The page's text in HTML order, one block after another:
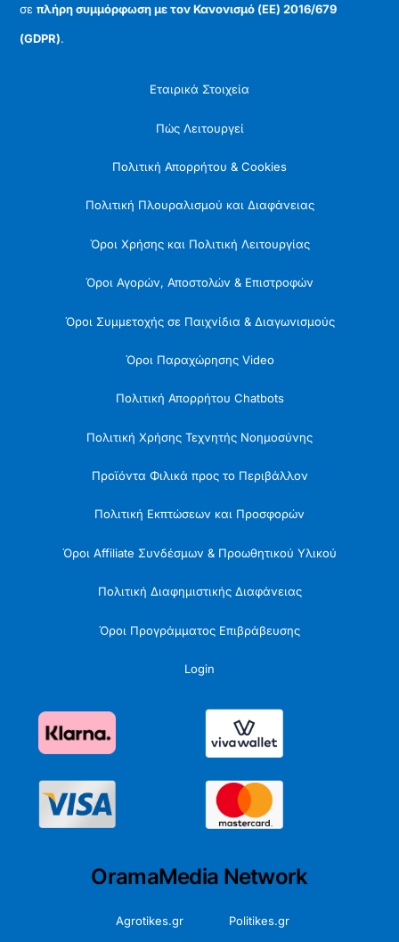
σεπλήρη συμμόρφωση με τον Κανονισμό (ΕΕ) 2016/679
(GDPR).
Εταιρικά Στοιχεία
Πώς Λειτουργεί
Πολιτική Απορρήτου & Cookies
Πολιτική Πλουραλισμού και Διαφάνειας
Όροι Χρήσης και Πολιτική Λειτουργίας
Όροι Αγορών, Αποστολών & Επιστροφών
Όροι Συμμετοχής σε Παιχνίδια & Διαγωνισμούς
Όροι Παραχώρησης Video
Πολιτική Απορρήτου Chatbots
Πολιτική Χρήσης Τεχνητής Νοημοσύνης
Προϊόντα Φιλικά προς το Περιβάλλον
Πολιτική Εκπτώσεων και Προσφορών
Όροι Affiliate Συνδέσμων & Προωθητικού Υλικού
Πολιτική Διαφημιστικής Διαφάνειας
Όροι Προγράμματος Επιβράβευσης
Login
OramaMedia Network
Agrotikes.gr Politikes.gr